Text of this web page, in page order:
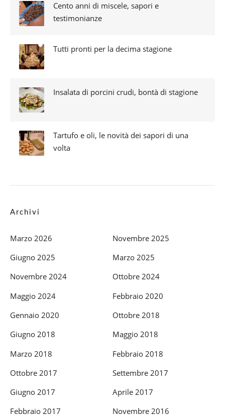
Cento anni di miscele, sapori e
testimonianze
Tutti pronti per la decima stagione
Insalata di porcini crudi, bontà di stagione
Tartufo e oli, le novità dei sapori di una
volta
Archivi
Marzo 2026
Novembre 2025
Giugno 2025
Marzo 2025
Novembre 2024
Ottobre 2024
Maggio 2024
Febbraio 2020
Gennaio 2020
Ottobre 2018
Giugno 2018
Maggio 2018
Marzo 2018
Febbraio 2018
Ottobre 2017
Settembre 2017
Giugno 2017
Aprile 2017
Febbraio 2017
Novembre 2016